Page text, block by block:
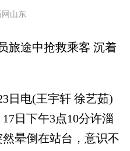
山东
途中抢救乘客 沉着
电(王宇轩 徐艺茹)
日下午3点10分许淄
晕倒在站台，意识不